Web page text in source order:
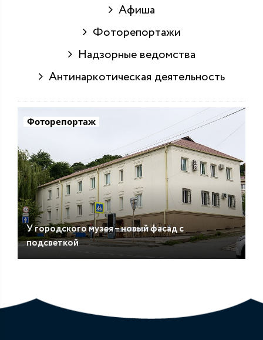
Афиша
Фоторепортажи
Надзорные ведомства
Антинаркотическая деятельность
Фоторепортаж
У городского музея – новый фасад с
подсветкой